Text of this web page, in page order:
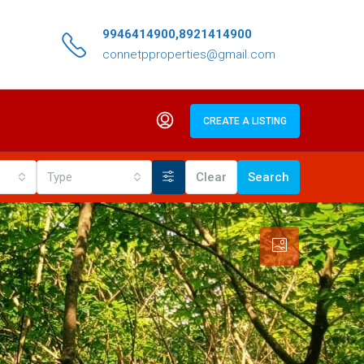
9946414900,8921414900
connetpproperties@gmail.com
CREATE A LISTING
Type Clear Search